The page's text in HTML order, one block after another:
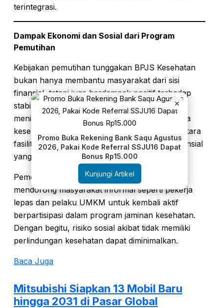
terintegrasi.
Dampak Ekonomi dan Sosial dari Program
Pemutihan
Kebijakan pemutihan tunggakan BPJS Kesehatan
bukan hanya membantu masyarakat dari sisi
finansial, tetapi juga berdampak positif terhadap
stabilitas sosial dan ekonomi. Dengan
meningkatnya jumlah peserta aktif, beban biaya
kesehatan dapat tersebar lebih merata, sementara
fasilitas kesehatan memperoleh dukungan finansial
yang lebih kuat.
Pemerintah juga menilai bahwa langkah ini bisa
mendorong masyarakat informal seperti pekerja
lepas dan pelaku UMKM untuk kembali aktif
berpartisipasi dalam program jaminan kesehatan.
Dengan begitu, risiko sosial akibat tidak memiliki
perlindungan kesehatan dapat diminimalkan.
Baca Juga
Mitsubishi Siapkan 13 Mobil Baru
hingga 2031 di Pasar Global
×
Promo Buka Rekening Bank Saqu Agustus
2026, Pakai Kode Referral SSJU16 Dapat
Bonus Rp15.000
Kunjungi Artikel